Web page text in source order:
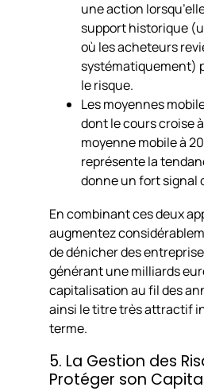
une action
support historique
où les acheteurs
systématiquement)
le risque.
Les moyennes
dont le cours croise
moyenne mobile à
représente la
donne un fort signal
En combinant ces deux
augmentez
de dénicher des
générant une milliards
capitalisation au fil des
ainsi le titre très attractif
terme.
5. La Gestion des
Protéger son